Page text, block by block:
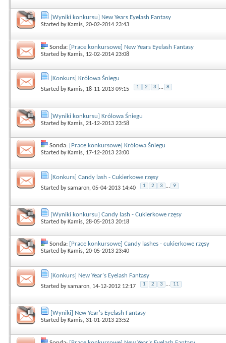
[Wyniki konkursu] New Years Eyelash Fantasy
Started by Kamis, 20-02-2014 23:43
Sonda: [Prace konkursowe] New Years Eyelash Fantasy
Started by Kamis, 12-02-2014 23:08
[Konkurs] Królowa Śniegu
Started by Kamis, 18-11-2013 09:15 1 2 3 ... 8
[Wyniki konkursu] Królowa Śniegu
Started by Kamis, 21-12-2013 23:58
Sonda: [Prace konkursowe] Królowa Śniegu
Started by Kamis, 17-12-2013 23:00
[Konkurs] Candy lash - Cukierkowe rzęsy
Started bysamaron, 05-04-2013 14:40 1 2 3 ... 9
[Wyniki konkursu] Candy lash - Cukierkowe rzęsy
Started by Kamis, 28-05-2013 20:18
Sonda: [Prace konkursowe] Candy lashes - cukierkowe rzęsy
Started byKamis, 20-05-2013 23:40
[Konkurs] New Year's Eyelash Fantasy
Started bysamaron, 14-12-2012 12:17 1 2 3 ... 11
[Wyniki] New Year's Eyelash Fantasy
Started by Kamis, 31-01-2013 23:52